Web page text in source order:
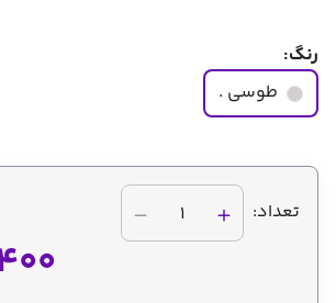
رنگ:
طوسی .
تعداد: 1